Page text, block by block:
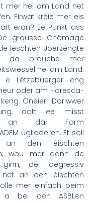
mer hei am Land net
Firwat kréie mer eis
eran? Ee Punkt ass
grousse Chômage
leschten Joerzéngte
da brauche mer
hei am Land.
Lëtzebuerger eng
oder am Horesca-
Onéier. Doriwwer
datt ee misst
an där Form
uglidderen. Et soll
den éischten
wou mer dann de
déi degressiv
net an den éischten
mer einfach beim
bei den ASBLen